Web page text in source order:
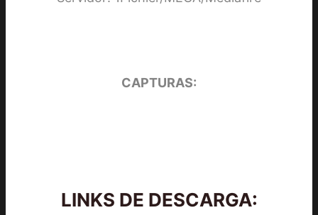
CAPTURAS:
LINKS DE DESCARGA: